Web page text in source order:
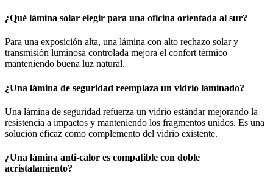
¿Qué lámina solar elegir para una oficina orientada al sur?
Para una exposición alta, una lámina con alto rechazo solar y
transmisión luminosa controlada mejora el confort térmico
manteniendo buena luz natural.
¿Una lámina de seguridad reemplaza un vidrio laminado?
Una lámina de seguridad refuerza un vidrio estándar mejorando la
resistencia a impactos y manteniendo los fragmentos unidos. Es una
solución eficaz como complemento del vidrio existente.
¿Una lámina anti-calor es compatible con doble
acristalamiento?